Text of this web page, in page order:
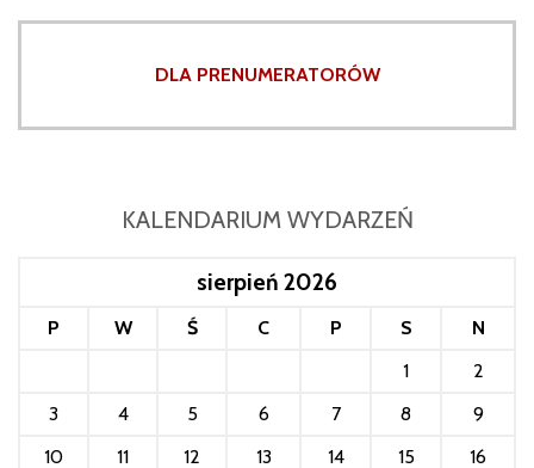
DLA PRENUMERATORÓW
KALENDARIUM WYDARZEŃ
sierpień 2026
P W Ś C P S
N
1
2
3
4 5 6 7 8
9
10
11 12 13 14 15
16